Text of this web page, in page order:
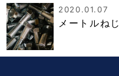
2020.01.07
メートルねじ